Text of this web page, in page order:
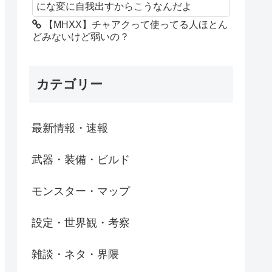
にな変に自我出すからこうなんだよ
【MHXX】チャアクって使ってる人ほとん
どみないけど弱いの？
カテゴリー
最新情報・速報
武器・装備・ビルド
モンスター・マップ
設定・世界観・考察
雑談・ネタ・界隈